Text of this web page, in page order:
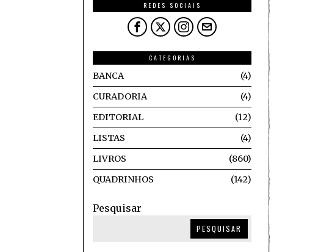
REDES SOCIAIS
CATEGORIAS
BANCA
4
CURADORIA
4
EDITORIAL
12
LISTAS
4
LIVROS
860
QUADRINHOS
142
Pesquisar
PESQUISAR